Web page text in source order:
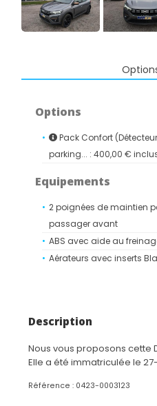
Options
Pack Confort
parking... : 400,00 €
Equipements
2 poignées de maintien
passager avant
ABS avec aide au
Aérateurs avec inserts
panneaux de signalisation
Baguette décorative des
Description
Nous vous proposons cette
Elle a été immatriculée le
Référence : 0423-0003123